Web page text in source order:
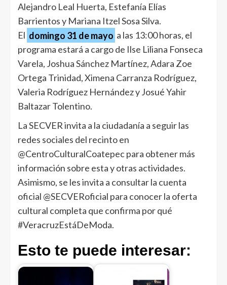
Alejandro Leal Huerta, Estefanía Elías
Barrientos y Mariana Itzel Sosa Silva.
El domingo 31 de mayo a las 13:00 horas, el
programa estará a cargo de Ilse Liliana Fonseca
Varela, Joshua Sánchez Martínez, Adara Zoe
Ortega Trinidad, Ximena Carranza Rodríguez,
Valeria Rodríguez Hernández y Josué Yahir
Baltazar Tolentino.
La SECVER invita a la ciudadanía a seguir las
redes sociales del recinto en
@CentroCulturalCoatepec para obtener más
información sobre esta y otras actividades.
Asimismo, se les invita a consultar la cuenta
oficial @SECVERoficial para conocer la oferta
cultural completa que confirma por qué
#VeracruzEstáDeModa.
Esto te puede interesar: